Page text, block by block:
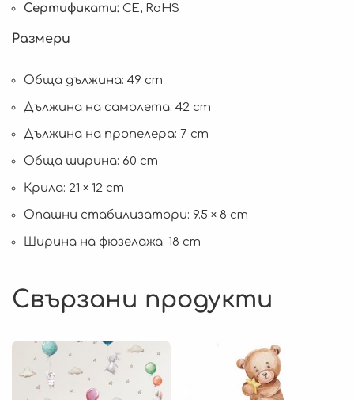
Сертификати: CE, RoHS
Размери
Обща дължина: 49 cm
Дължина на самолета: 42 cm
Дължина на пропелера: 7 cm
Обща ширина: 60 cm
Крила: 21 × 12 cm
Опашни стабилизатори: 9.5 × 8 cm
Ширина на фюзелажа: 18 cm
Свързани продукти